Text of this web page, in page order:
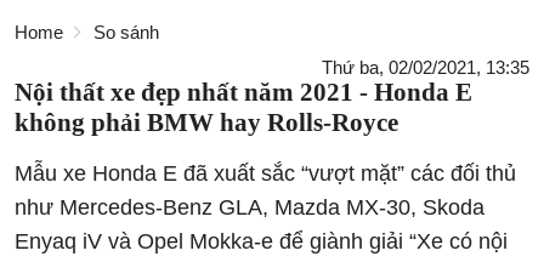
Home
So sánh
Thứ ba, 02/02/2021, 13:35
Nội thất xe đẹp nhất năm 2021 - Honda E
không phải BMW hay Rolls-Royce
Mẫu xe Honda E đã xuất sắc “vượt mặt” các đối thủ
như Mercedes-Benz GLA, Mazda MX-30, Skoda
Enyaq iV và Opel Mokka-e để giành giải “Xe có nội